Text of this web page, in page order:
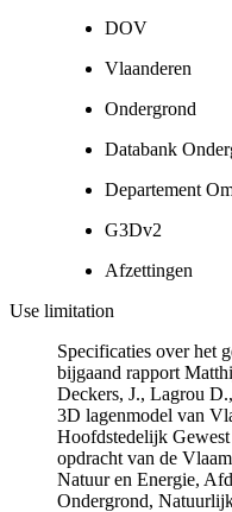
DOV
Vlaanderen
Ondergrond
Databank
Departement
G3Dv2
Afzettingen
Use limitation
Specificaties over het
bijgaand rapport
Deckers, J., Lagrou
3D lagenmodel van
Hoofdstedelijk
opdracht van de
Natuur en Energie,
Ondergrond,